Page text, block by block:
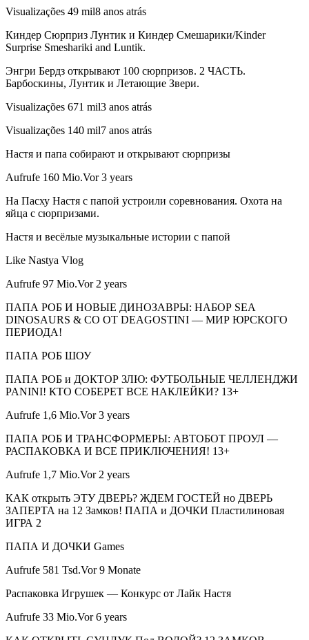
Visualizações 49 mil8 anos atrás
Киндер Сюрприз Лунтик и Киндер Смешарики/Kinder
Surprise Smeshariki and Luntik.
Энгри Бердз открывают 100 сюрпризов. 2 ЧАСТЬ.
Барбоскины, Лунтик и Летающие Звери.
Visualizações 671 mil3 anos atrás
Visualizações 140 mil7 anos atrás
Настя и папа собирают и открывают сюрпризы
Aufrufe 160 Mio.Vor 3 years
На Пасху Настя с папой устроили соревнования. Охота на
яйца с сюрпризами.
Настя и весёлые музыкальные истории с папой
Like Nastya Vlog
Aufrufe 97 Mio.Vor 2 years
ПАПА РОБ И НОВЫЕ ДИНОЗАВРЫ: НАБОР SEA
DINOSAURS & CO ОТ DEAGOSTINI — МИР ЮРСКОГО
ПЕРИОДА!
ПАПА РОБ ШОУ
ПАПА РОБ и ДОКТОР ЗЛЮ: ФУТБОЛЬНЫЕ ЧЕЛЛЕНДЖИ
PANINI! КТО СОБЕРЕТ ВСЕ НАКЛЕЙКИ? 13+
Aufrufe 1,6 Mio.Vor 3 years
ПАПА РОБ И ТРАНСФОРМЕРЫ: АВТОБОТ ПРОУЛ —
РАСПАКОВКА И ВСЕ ПРИКЛЮЧЕНИЯ! 13+
Aufrufe 1,7 Mio.Vor 2 years
КАК открыть ЭТУ ДВЕРЬ? ЖДЕМ ГОСТЕЙ но ДВЕРЬ
ЗАПЕРТА на 12 Замков! ПАПА и ДОЧКИ Пластилиновая
ИГРА 2
ПАПА И ДОЧКИ Games
Aufrufe 581 Tsd.Vor 9 Monate
Распаковка Игрушек — Конкурс от Лайк Настя
Aufrufe 33 Mio.Vor 6 years